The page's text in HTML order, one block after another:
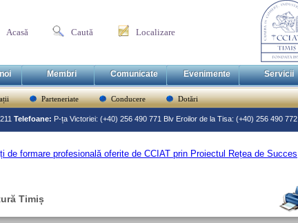
Acasă Caută Localizare
Membri Comunicate Evenimente Servicii
Parteneriate Conducere Dotări
Telefoane: P-ța Victoriei: (+40) 256 490 771 Blv Eroilor de la Tisa: (+40) 256 490 772
de formare profesională oferite de CCIAT prin Proiectul Rețea de Succes
Timiș